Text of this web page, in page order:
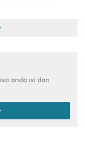
anda isi dan